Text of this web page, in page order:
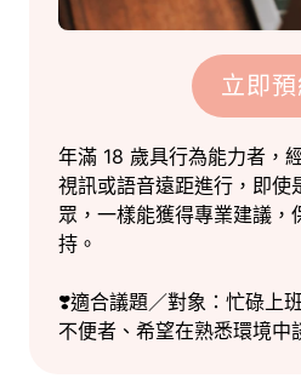
立即
年滿 18 歲具行為能力者，
視訊或語音遠距進行，即使
眾，一樣能獲得專業建議，
持。
❣️適合議題／對象：忙碌上
不便者、希望在熟悉環境中